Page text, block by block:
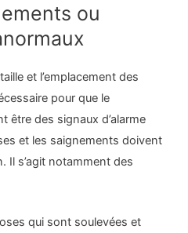
ou
et l’emplacement des
pour que le
être des signaux d’alarme
et les saignements doivent
Il s’agit notamment des
qui sont soulevées et